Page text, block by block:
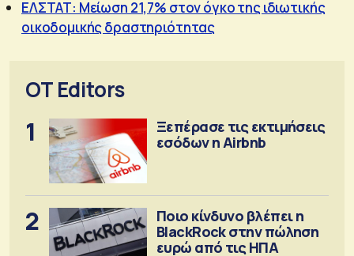
ΕΛΣΤΑΤ: Μείωση 21,7% στον όγκο της ιδιωτικής
οικοδομικής δραστηριότητας
OT Editors
1
Ξεπέρασε τις εκτιμήσεις
εσόδων η Airbnb
2
Ποιο κίνδυνο βλέπει η
BlackRock στην πώληση
ευρώ από τις ΗΠΑ